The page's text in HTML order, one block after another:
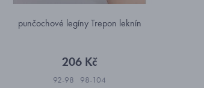
punčochové legíny Trepon leknín
206 Kč
92-98 98-104